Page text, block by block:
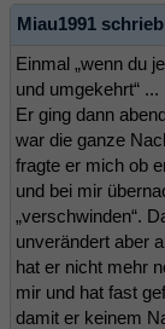
Miau1991
Einmal „wenn du
und umgekehrt“ ...
Er ging dann
war die ganze
fragte er mich ob
und bei mir
„verschwinden“.
unverändert aber
hat er nicht mehr
mir und hat fast
damit er keinem